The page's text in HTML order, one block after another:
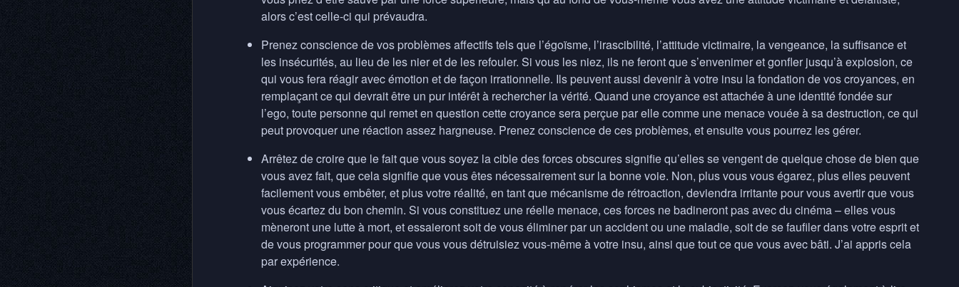
alors c’est celle-ci qui prévaudra.
Prenez conscience de vos problèmes affectifs tels que l’égoïsme, l’irascibilité, l’attitude victimaire, la vengeance, la suffisance et
les insécurités, au lieu de les nier et de les refouler. Si vous les niez, ils ne feront que s’envenimer et gonfler jusqu’à explosion, ce
qui vous fera réagir avec émotion et de façon irrationnelle. Ils peuvent aussi devenir à votre insu la fondation de vos croyances, en
remplaçant ce qui devrait être un pur intérêt à rechercher la vérité. Quand une croyance est attachée à une identité fondée sur
l’ego, toute personne qui remet en question cette croyance sera perçue par elle comme une menace vouée à sa destruction, ce qui
peut provoquer une réaction assez hargneuse. Prenez conscience de ces problèmes, et ensuite vous pourrez les gérer.
Arrêtez de croire que le fait que vous soyez la cible des forces obscures signifie qu’elles se vengent de quelque chose de bien que
vous avez fait, que cela signifie que vous êtes nécessairement sur la bonne voie. Non, plus vous vous égarez, plus elles peuvent
facilement vous embêter, et plus votre réalité, en tant que mécanisme de rétroaction, deviendra irritante pour vous avertir que vous
vous écartez du bon chemin. Si vous constituez une réelle menace, ces forces ne badineront pas avec du cinéma – elles vous
mèneront une lutte à mort, et essaieront soit de vous éliminer par un accident ou une maladie, soit de se faufiler dans votre esprit et
de vous programmer pour que vous vous détruisiez vous-même à votre insu, ainsi que tout ce que vous avec bâti. J’ai appris cela
par expérience.